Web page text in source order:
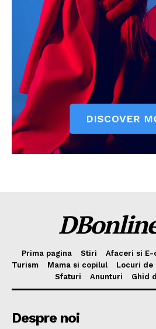
Prima pagina Stiri Afaceri si E-
Turism
Mama si copilul Locuri de
Sfaturi
Anunturi Ghid
Despre noi